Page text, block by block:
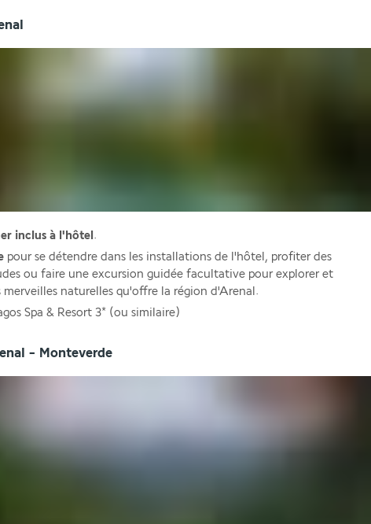
inclus à l'hôtel .
pour se détendre dans les installations de l'hôtel, profiter des
ou faire une excursion guidée facultative pour explorer et
merveilles naturelles qu'offre la région d'Arenal.
Spa & Resort 3* (ou similaire)
- Monteverde